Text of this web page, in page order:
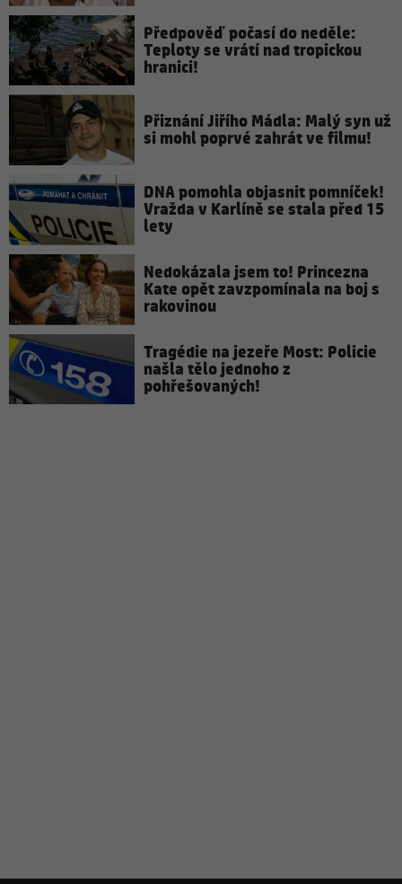
Předpověď počasí do neděle:
Teploty se vrátí nad tropickou
hranici!
Přiznání Jiřího Mádla: Malý syn už
si mohl poprvé zahrát ve filmu!
DNA pomohla objasnit pomníček!
Vražda v Karlíně se stala před 15
lety
Nedokázala jsem to! Princezna
Kate opět zavzpomínala na boj s
rakovinou
Tragédie na jezeře Most: Policie
našla tělo jednoho z
pohřešovaných!